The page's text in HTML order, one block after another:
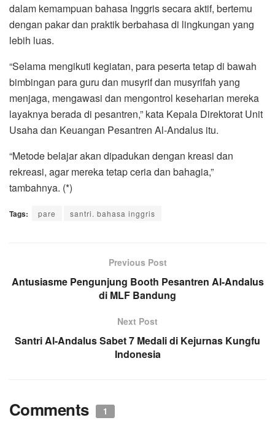
dalam kemampuan bahasa Inggris secara aktif, bertemu
dengan pakar dan praktik berbahasa di lingkungan yang
lebih luas.
“Selama mengikuti kegiatan, para peserta tetap di bawah
bimbingan para guru dan musyrif dan musyrifah yang
menjaga, mengawasi dan mengontrol keseharian mereka
layaknya berada di pesantren,” kata Kepala Direktorat Unit
Usaha dan Keuangan Pesantren Al-Andalus itu.
“Metode belajar akan dipadukan dengan kreasi dan
rekreasi, agar mereka tetap ceria dan bahagia,”
tambahnya. (*)
Tags: pare santri. bahasa inggris
Previous Post
Antusiasme Pengunjung Booth Pesantren Al-Andalus
di MLF Bandung
Next Post
Santri Al-Andalus Sabet 7 Medali di Kejurnas Kungfu
Indonesia
Comments 1